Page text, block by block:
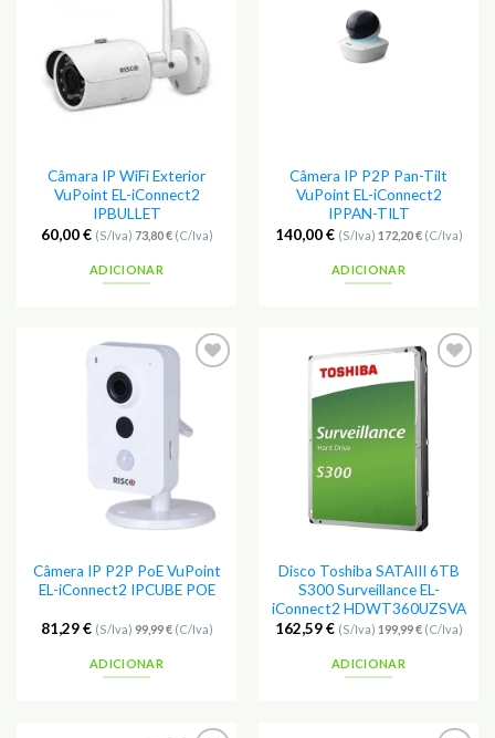
Câmara IP WiFi Exterior
VuPoint EL-iConnect2
IPBULLET
60,00€ (S/Iva) 73,80€(C/Iva)
ADICIONAR
Câmera IP P2P Pan-Tilt
VuPoint EL-iConnect2
IPPAN-TILT
140,00€ (S/Iva) 172,20€(C/Iva)
ADICIONAR
Câmera IP P2P PoE VuPoint
EL-iConnect2 IPCUBE POE
81,29€ (S/Iva) 99,99€(C/Iva)
ADICIONAR
Adicionar
Favoritos
Disco Toshiba SATAIII 6TB
S300 Surveillance EL-
iConnect2 HDWT360UZSVA
162,59€ (S/Iva) 199,99€(C/Iva)
ADICIONAR